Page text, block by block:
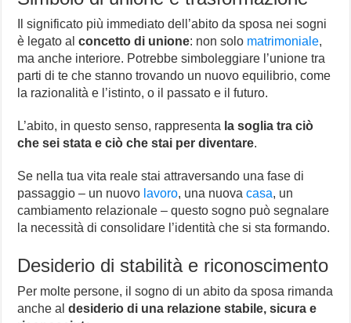
Il significato più immediato dell’abito da sposa nei sogni
è legato alconcetto di unione: non solo matrimoniale,
ma anche interiore. Potrebbe simboleggiare l’unione tra
parti di te che stanno trovando un nuovo equilibrio, come
la razionalità e l’istinto, o il passato e il futuro.
L’abito, in questo senso, rappresenta la soglia tra ciò
che sei stata e ciò che stai per diventare.
Se nella tua vita reale stai attraversando una fase di
passaggio – un nuovo lavoro, una nuovacasa, un
cambiamento relazionale – questo sogno può segnalare
la necessità di consolidare l’identità che si sta formando.
Desiderio di stabilità e riconoscimento
Per molte persone, il sogno di un abito da sposa rimanda
anche aldesiderio di una relazione stabile, sicura e